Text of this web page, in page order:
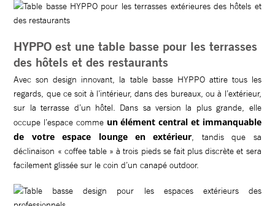
HYPPO est une table basse pour les terrasses
des hôtels et des restaurants
Avec son design innovant, la table basse HYPPO attire tous les
regards, que ce soit à l’intérieur, dans des bureaux, ou à l’extérieur,
sur la terrasse d’un hôtel. Dans sa version la plus grande, elle
occupe l’espace comme un élément central et immanquable
de votre espace lounge en extérieur, tandis que sa
déclinaison « coffee table » à trois pieds se fait plus discrète et sera
facilement glissée sur le coin d’un canapé outdoor.